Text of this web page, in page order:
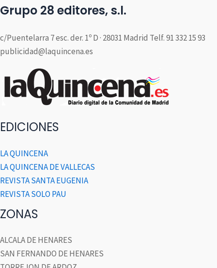
Grupo 28 editores, s.l.
c/Puentelarra 7 esc. der. 1º D · 28031 Madrid Telf. 91 332 15 93
publicidad@laquincena.es
EDICIONES
LA QUINCENA
LA QUINCENA DE VALLECAS
REVISTA SANTA EUGENIA
REVISTA SOLO PAU
ZONAS
ALCALA DE HENARES
SAN FERNANDO DE HENARES